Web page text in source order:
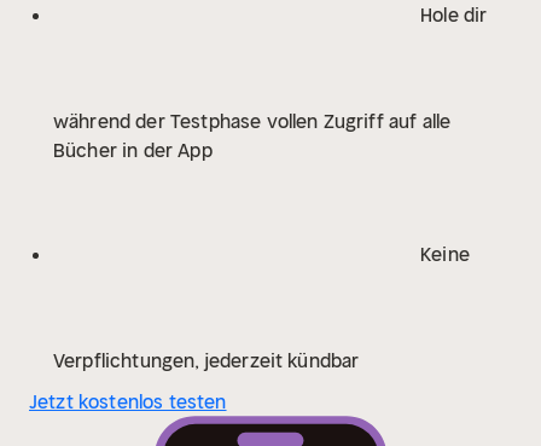
Hole dir
während der Testphase vollen Zugriff auf alle
Bücher in der App
Keine
Verpflichtungen, jederzeit kündbar
Jetzt kostenlos testen